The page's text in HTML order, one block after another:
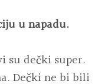
u napadu.
su dečki super.
Dečki ne bi bili